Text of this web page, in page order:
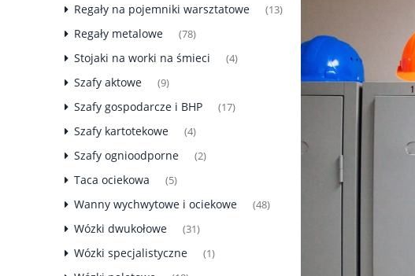
Regały na pojemniki warsztatowe (13)
Regały metalowe (78)
Stojaki na worki na śmieci (4)
Szafy aktowe (9)
Szafy gospodarcze i BHP (17)
Szafy kartotekowe (4)
Szafy ognioodporne (2)
Taca ociekowa (5)
Wanny wychwytowe i ociekowe (48)
Wózki dwukołowe (31)
Wózki specjalistyczne (1)